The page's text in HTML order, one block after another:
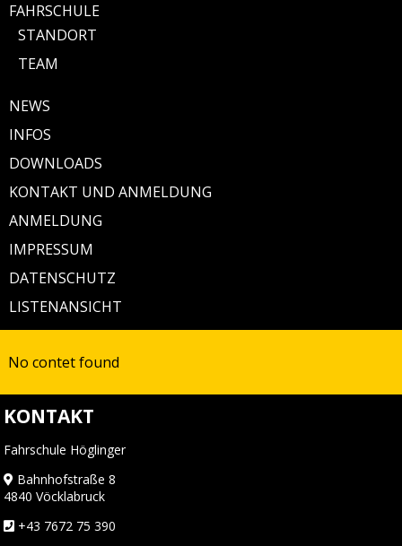
FAHRSCHULE
STANDORT
TEAM
NEWS
INFOS
DOWNLOADS
KONTAKT UND ANMELDUNG
ANMELDUNG
IMPRESSUM
DATENSCHUTZ
LISTENANSICHT
No contet found
KONTAKT
Fahrschule Höglinger
Bahnhofstraße 8
4840 Vöcklabruck
+43 7672 75 390